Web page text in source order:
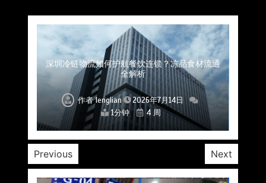
上海餐饮连锁加速，冷链配送如何破解冻品食材
流通难题？
作者lenglian
2026年7月14日
1分钟
4 周
杭州中央厨房布局餐饮连锁，冷链配送如何打通
关键一环
作者lenglian
2026年7月14日
1分钟
4 周
北京餐饮企业如何选择冷链公司？
作者lenglian
2026年7月14日
1分钟
4 周
深圳冷链物流如何护航餐饮连锁？冻品食材流通
全解析
作者lenglian
2026年7月14日
1分钟
4 周
北京餐饮仓配一体化的核心价值与落地实践解析
作者lenglian
2026年7月14日
1分钟
4 周
武汉冻品配送三要素：控温、时效、低成本如何
兼得？
作者lenglian
2026年7月14日
1分钟
4 周
重庆冷链布局解冻食材运输密码，餐饮连锁如何
稳控品质？
作者lenglian
2026年7月14日
1分钟
4 周
Previous Next